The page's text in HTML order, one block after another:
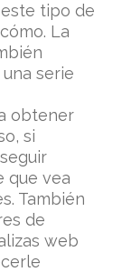
tipo de
La
serie
obtener
si
que vea
También
de
web